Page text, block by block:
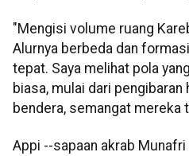
"Mengisi volume ruang
Alurnya berbeda dan
tepat. Saya melihat pola
biasa, mulai dari pengibaran
bendera, semangat mereka
Appi --sapaan akrab